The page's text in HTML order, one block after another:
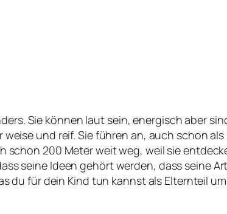
Sie können laut sein, energisch aber
und reif. Sie führen an, auch schon
schon 200 Meter weit weg, weil sie
seine Ideen gehört werden, dass seine
du für dein Kind tun kannst als Elternteil